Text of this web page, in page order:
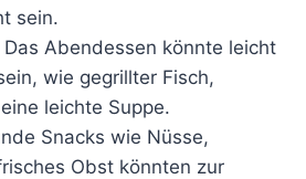
sein.
Das Abendessen könnte leicht
wie gegrillter Fisch,
leichte Suppe.
Snacks wie Nüsse,
Obst könnten zur